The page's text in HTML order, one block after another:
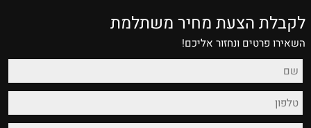
לקבלת הצעת מחיר משתלמת
השאירו פרטים ונחזור אליכם!